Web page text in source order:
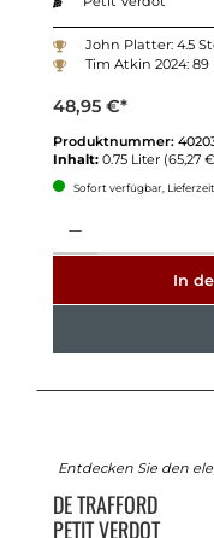
John Platter: 4.5
Tim Atkin 2024:
48,95 €*
Produktnummer:
Inhalt: 0.75 Liter (65,27
Sofort verfügbar,
In
Entdecken Sie den
DE TRAFFORD
PETIT VERDOT